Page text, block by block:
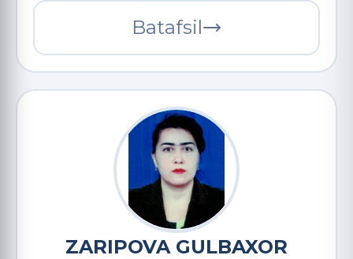
Batafsil
ZARIPOVA GULBAXOR